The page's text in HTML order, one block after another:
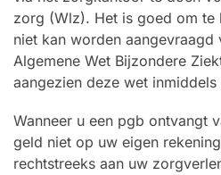
zorg (Wlz). Het is goed om te
niet kan worden
Algemene Wet Bijzondere
aangezien deze wet
Wanneer u een pgb ontvangt
geld niet op uw eigen
rechtstreeks aan uw